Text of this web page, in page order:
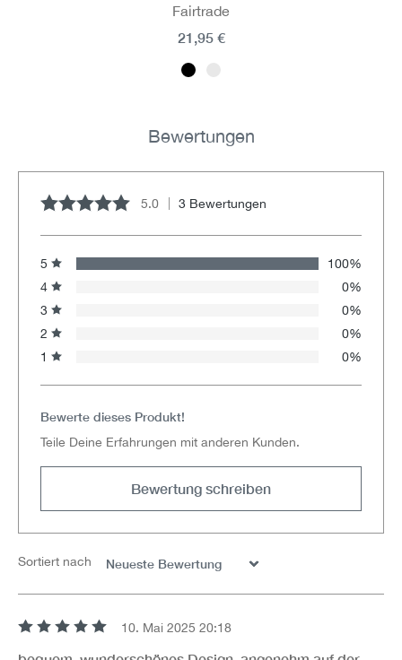
Fairtrade
21,95 €
Bewertungen
Durchschnittliche Bewertung von 5 von 5 Sternen
5.0 3 Bewertungen
Sortiert nach
5
100%
4
0%
3
0%
2
0%
1
0%
Bewerte dieses Produkt!
Teile Deine Erfahrungen mit anderen Kunden.
Bewertung schreiben
10. Mai 2025 20:18